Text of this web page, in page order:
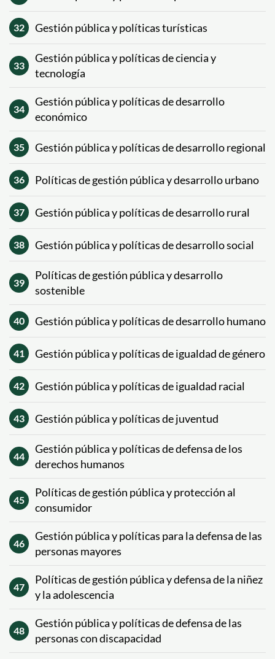
32 Gestión pública y políticas turísticas
33
Gestión pública y políticas de ciencia y
tecnología
34
Gestión pública y políticas de desarrollo
económico
35 Gestión pública y políticas de desarrollo regional
36 Políticas de gestión pública y desarrollo urbano
37 Gestión pública y políticas de desarrollo rural
38 Gestión pública y políticas de desarrollo social
39
Políticas de gestión pública y desarrollo
sostenible
40 Gestión pública y políticas de desarrollo humano
41 Gestión pública y políticas de igualdad de género
42 Gestión pública y políticas de igualdad racial
43 Gestión pública y políticas de juventud
44
Gestión pública y políticas de defensa de los
derechos humanos
45
Políticas de gestión pública y protección al
consumidor
46
Gestión pública y políticas para la defensa de las
personas mayores
47
Políticas de gestión pública y defensa de la niñez
y la adolescencia
48
Gestión pública y políticas de defensa de las
personas con discapacidad